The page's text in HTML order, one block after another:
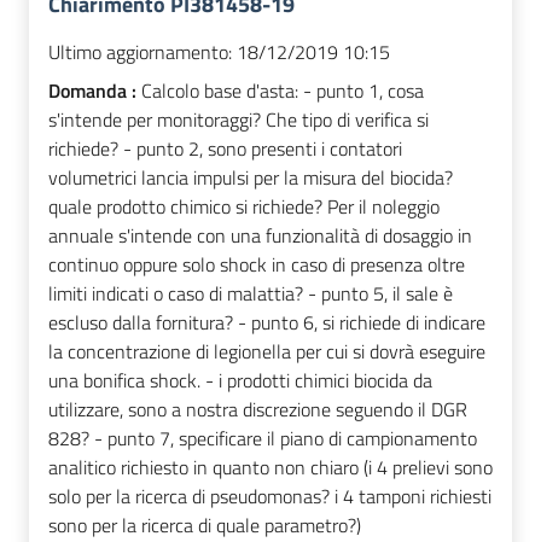
Ultimo aggiornamento: 18/12/2019 10:15
Domanda : Calcolo base d'asta: - punto 1, cosa
s'intende per monitoraggi? Che tipo di verifica si
richiede? - punto 2, sono presenti i contatori
volumetrici lancia impulsi per la misura del biocida?
quale prodotto chimico si richiede? Per il noleggio
annuale s'intende con una funzionalità di dosaggio in
continuo oppure solo shock in caso di presenza oltre
limiti indicati o caso di malattia? - punto 5, il sale è
escluso dalla fornitura? - punto 6, si richiede di indicare
la concentrazione di legionella per cui si dovrà eseguire
una bonifica shock. - i prodotti chimici biocida da
utilizzare, sono a nostra discrezione seguendo il DGR
828? - punto 7, specificare il piano di campionamento
analitico richiesto in quanto non chiaro (i 4 prelievi sono
solo per la ricerca di pseudomonas? i 4 tamponi richiesti
sono per la ricerca di quale parametro?)